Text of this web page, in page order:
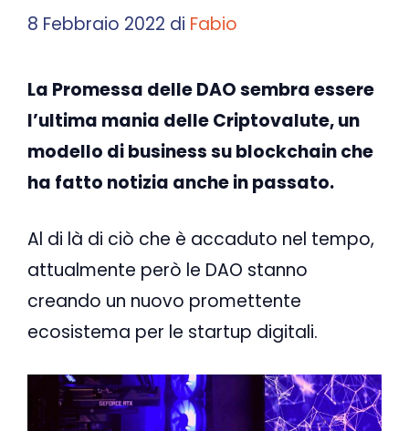
8 Febbraio 2022 di Fabio
La Promessa delle DAO sembra essere
l’ultima mania delle Criptovalute, un
modello di business su blockchain che
ha fatto notizia anche in passato.
Al di là di ciò che è accaduto nel tempo,
attualmente però le DAO stanno
creando un nuovo promettente
ecosistema per le startup digitali.